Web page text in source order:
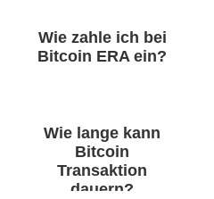
Wie zahle ich bei
Bitcoin ERA ein?
Wie lange kann
Bitcoin
Transaktion
dauern?